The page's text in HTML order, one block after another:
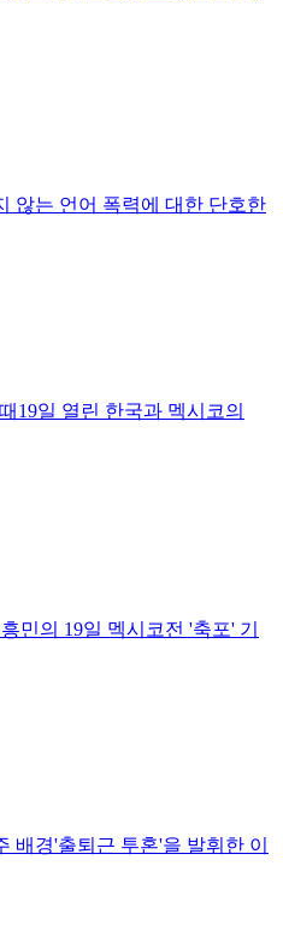
않는 언어 폭력에 대한 단호한
19일 열린 한국과 멕시코의
민의 19일 멕시코전 '축포' 기
배경'출퇴근 투혼'을 발휘한 이